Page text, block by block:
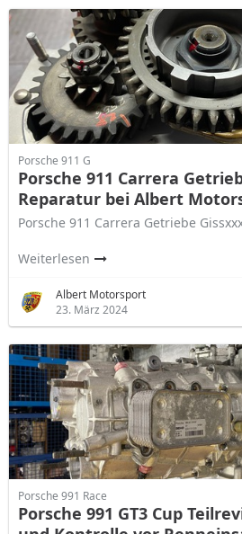
Porsche 911 G
Porsche 911 Carrera
Reparatur bei Albert
Porsche 911 Carrera Getriebe
Weiterlesen
Albert Motorsport
23. März 2024
Porsche 991 Race
Porsche 991 GT3 Cup